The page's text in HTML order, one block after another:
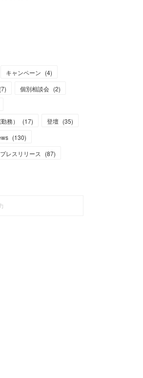
キャンペーン (4)
(7) 個別相談会 (2)
務）
(17) 登壇 (35)
(130)
プレスリリース (87)